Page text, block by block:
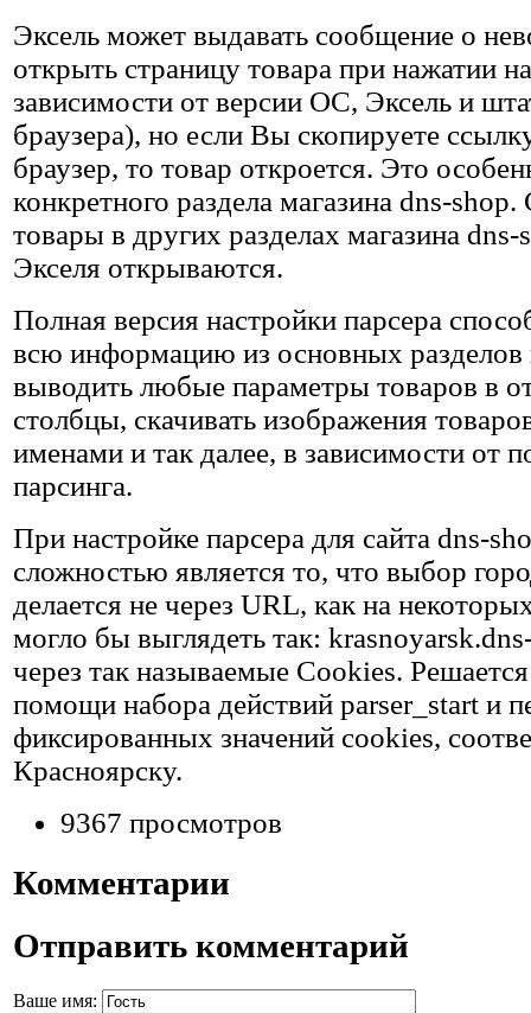
Эксель может выдавать сообщение о
открыть страницу товара при нажатии
зависимости от версии ОС, Эксель и
браузера), но если Вы скопируете
браузер, то товар откроется. Это
конкретного раздела магазина dns-
товары в других разделах магазина dns-
Экселя открываются.
Полная версия настройки парсера
всю информацию из основных разделов
выводить любые параметры товаров в
столбцы, скачивать изображения
именами и так далее, в зависимости от
парсинга.
При настройке парсера для сайта dns-
сложностью является то, что выбор
делается не через URL, как на
могло бы выглядеть так:
через так называемые Cookies.
помощи набора действий parser_start и
фиксированных значений cookies,
Красноярску.
9367 просмотров
Комментарии
Отправить комментарий
Ваше имя: